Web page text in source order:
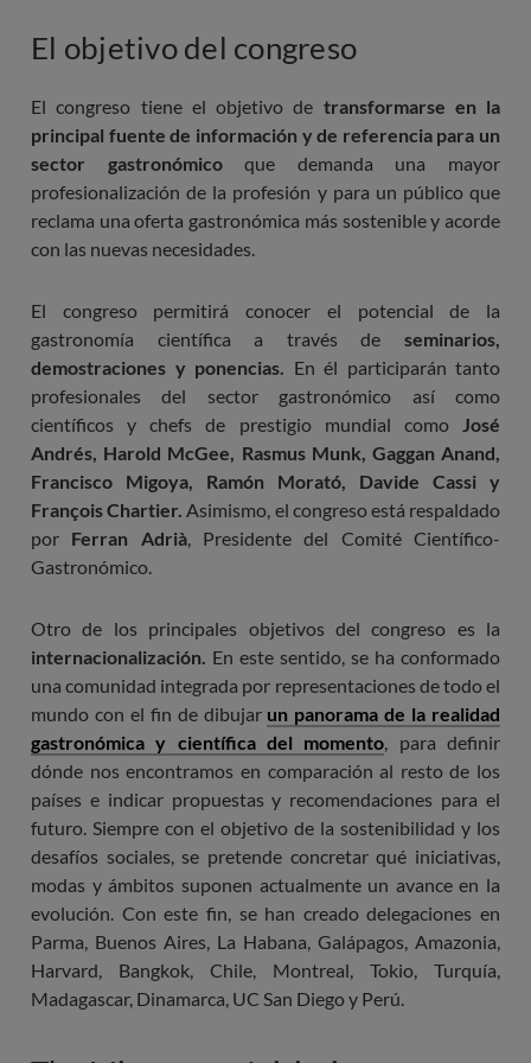
El objetivo del congreso
El congreso tiene el objetivo de transformarse en la
principal fuente de información y de referencia para un
sector gastronómicoque demanda una mayor
profesionalización de la profesión y para un público que
reclama una oferta gastronómica más sostenible y acorde
con las nuevas necesidades.
El congreso permitirá conocer el potencial de la
gastronomía científica a través de seminarios,
demostraciones y ponencias. En él participarán tanto
profesionales del sector gastronómico así como
científicos y chefs de prestigio mundial como José
Andrés, Harold McGee, Rasmus Munk, Gaggan Anand,
Francisco Migoya, Ramón Morató, Davide Cassi y
François Chartier. Asimismo, el congreso está respaldado
por Ferran Adrià, Presidente del Comité Científico-
Gastronómico.
Otro de los principales objetivos del congreso es la
internacionalización. En este sentido, se ha conformado
una comunidad integrada por representaciones de todo el
mundo con el fin de dibujar un panorama de la realidad
gastronómica y científica del momento, para definir
dónde nos encontramos en comparación al resto de los
países e indicar propuestas y recomendaciones para el
futuro. Siempre con el objetivo de la sostenibilidad y los
desafíos sociales, se pretende concretar qué iniciativas,
modas y ámbitos suponen actualmente un avance en la
evolución. Con este fin, se han creado delegaciones en
Parma, Buenos Aires, La Habana, Galápagos, Amazonia,
Harvard, Bangkok, Chile, Montreal, Tokio, Turquía,
Madagascar, Dinamarca, UC San Diego y Perú.